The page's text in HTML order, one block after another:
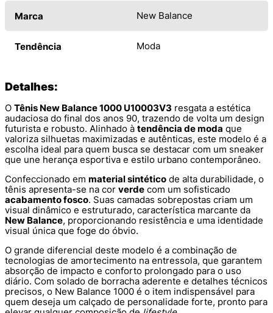
Marca New Balance
Tendência Moda
Detalhes:
O Tênis New Balance 1000 U10003V3 resgata a estética
audaciosa do final dos anos 90, trazendo de volta um design
futurista e robusto. Alinhado à tendência de moda que
valoriza silhuetas maximizadas e autênticas, este modelo é a
escolha ideal para quem busca se destacar com um sneaker
que une herança esportiva e estilo urbano contemporâneo.
Confeccionado em material sintético de alta durabilidade, o
tênis apresenta-se na cor verde com um sofisticado
acabamento fosco. Suas camadas sobrepostas criam um
visual dinâmico e estruturado, característica marcante da
New Balance, proporcionando resistência e uma identidade
visual única que foge do óbvio.
O grande diferencial deste modelo é a combinação de
tecnologias de amortecimento na entressola, que garantem
absorção de impacto e conforto prolongado para o uso
diário. Com solado de borracha aderente e detalhes técnicos
precisos, o New Balance 1000 é o item indispensável para
quem deseja um calçado de personalidade forte, pronto para